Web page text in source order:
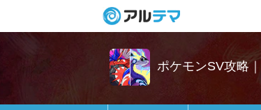
ポケモンSV攻略